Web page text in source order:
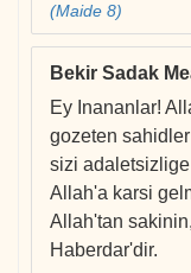
(Maide 8)
Bekir Sadak
Ey Inananlar!
gozeten
sizi
Allah'a karsi
Allah'tan
Haberdar'dir.